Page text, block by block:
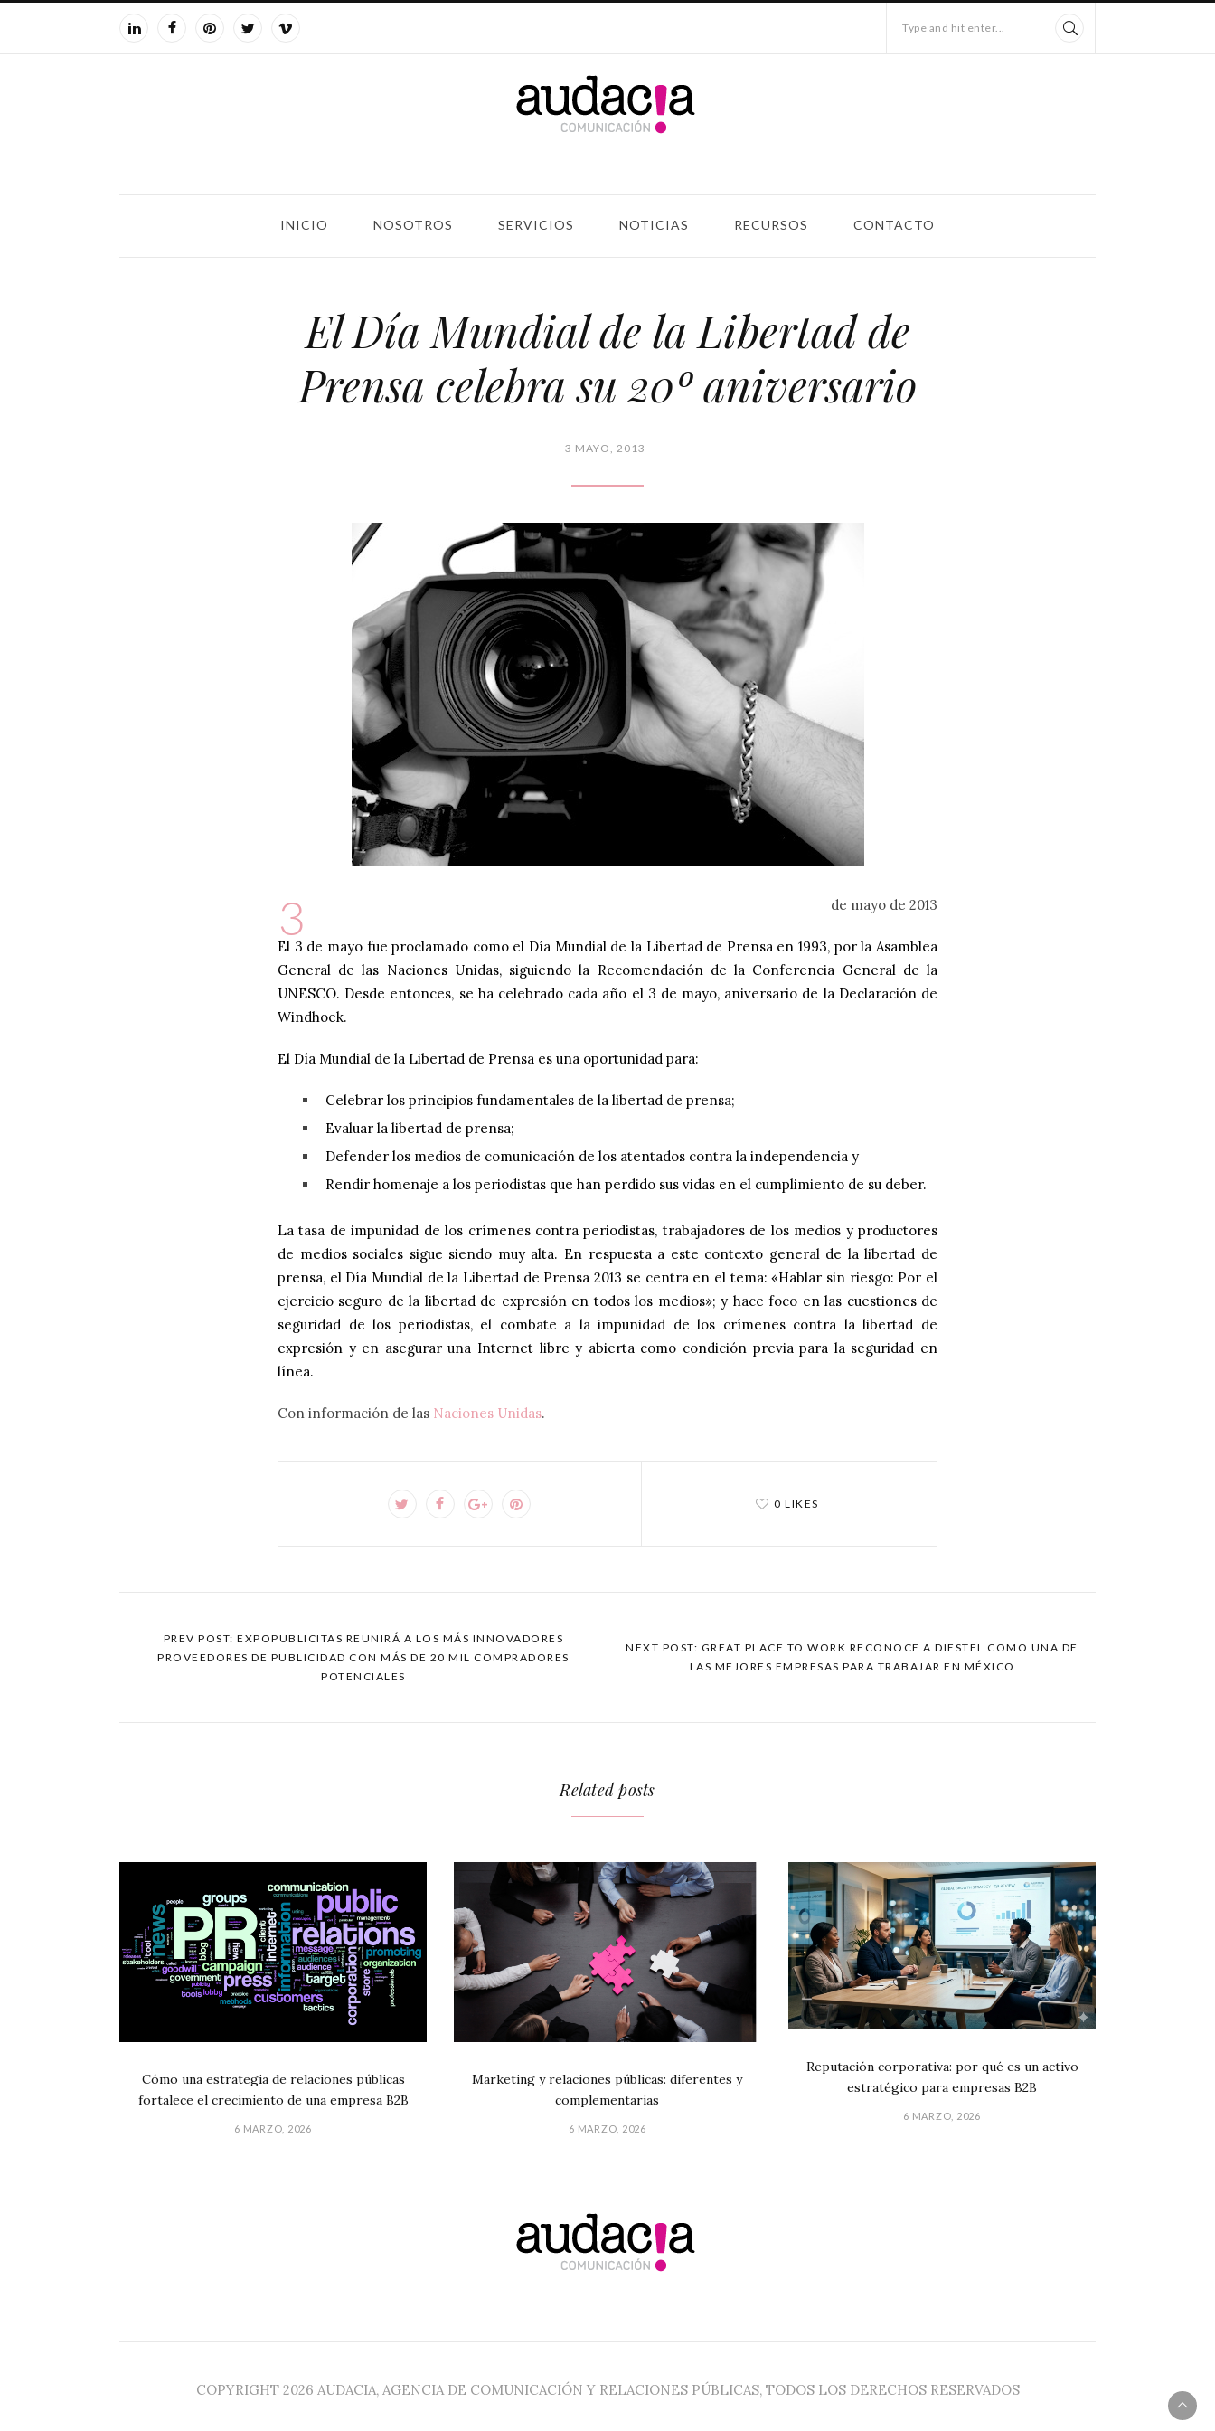
Type and hit enter...
INICIO NOSOTROS SERVICIOS NOTICIAS RECURSOS CONTACTO
El Día Mundial de la Libertad de
Prensa celebra su 20º aniversario
3 MAYO, 2013
3 de mayo de 2013
El 3 de mayo fue proclamado como el Día Mundial de la Libertad de Prensa en 1993, por la Asamblea
General de las Naciones Unidas, siguiendo la Recomendación de la Conferencia General de la
UNESCO. Desde entonces, se ha celebrado cada año el 3 de mayo, aniversario de la Declaración de
Windhoek.
El Día Mundial de la Libertad de Prensa es una oportunidad para:
Celebrar los principios fundamentales de la libertad de prensa;
Evaluar la libertad de prensa;
Defender los medios de comunicación de los atentados contra la independencia y
Rendir homenaje a los periodistas que han perdido sus vidas en el cumplimiento de su deber.
La tasa de impunidad de los crímenes contra periodistas, trabajadores de los medios y productores
de medios sociales sigue siendo muy alta. En respuesta a este contexto general de la libertad de
prensa, el Día Mundial de la Libertad de Prensa 2013 se centra en el tema: «Hablar sin riesgo: Por el
ejercicio seguro de la libertad de expresión en todos los medios»; y hace foco en las cuestiones de
seguridad de los periodistas, el combate a la impunidad de los crímenes contra la libertad de
expresión y en asegurar una Internet libre y abierta como condición previa para la seguridad en
línea.
Con información de las Naciones Unidas.
0 LIKES
PREV POST: EXPOPUBLICITAS REUNIRÁ A LOS MÁS INNOVADORES
PROVEEDORES DE PUBLICIDAD CON MÁS DE 20 MIL COMPRADORES
POTENCIALES
NEXT POST: GREAT PLACE TO WORK RECONOCE A DIESTEL COMO UNA DE
LAS MEJORES EMPRESAS PARA TRABAJAR EN MÉXICO
Related posts
Cómo una estrategia de relaciones públicas
fortalece el crecimiento de una empresa B2B
6 MARZO, 2026
Marketing y relaciones públicas: diferentes y
complementarias
6 MARZO, 2026
Reputación corporativa: por qué es un activo
estratégico para empresas B2B
6 MARZO, 2026
COPYRIGHT 2026 AUDACIA, AGENCIA DE COMUNICACIÓN Y RELACIONES PÚBLICAS, TODOS LOS DERECHOS RESERVADOS